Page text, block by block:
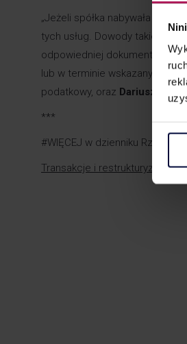
„Jeżeli spółka nabywała
tych usług. Dowody takie
odpowiedniej dokumentacji
lub w terminie wskazanym
podatkowy, oraz Dariusz Fistek
***
#WIĘCEJ w dzienniku
Transakcje i restrukturyzacje